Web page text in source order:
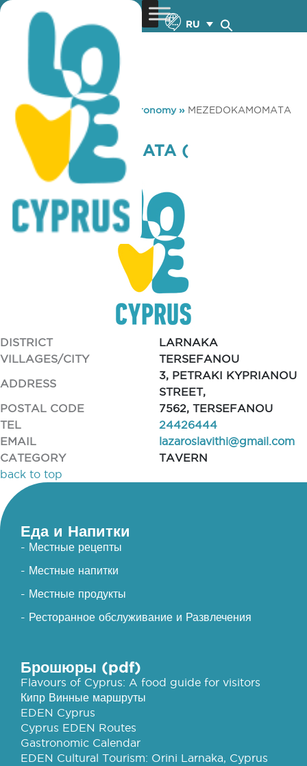
RU
You are here: Home »Gastronomy» MEZEDOKAMOMATA
( TERSEFANOU )
MEZEDOKAMOMATA (
TERSEFANOU )
DISTRICT
LARNAKA
VILLAGES/CITY
TERSEFANOU
ADDRESS
3, PETRAKI KYPRIANOU
STREET,
POSTAL CODE
7562, TERSEFANOU
TEL
24426444
EMAIL
lazaroslavithi@gmail.com
CATEGORY
TAVERN
back to top
Еда и Напитки
- Местные рецепты
- Местные напитки
- Местные продукты
- Ресторанное обслуживание и Развлечения
Брошюры (pdf)
Flavours of Cyprus: A food guide for visitors
Кипр Винные маршруты
EDEN Cyprus
Cyprus EDEN Routes
Gastronomic Calendar
EDEN Cultural Tourism: Orini Larnaka, Cyprus